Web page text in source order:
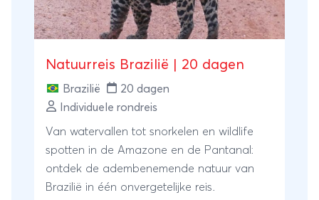
Natuurreis Brazilië | 20 dagen
Brazilië
20 dagen
Individuele rondreis
Van watervallen tot snorkelen en wildlife
spotten in de Amazone en de Pantanal:
ontdek de adembenemende natuur van
Brazilië in één onvergetelijke reis.